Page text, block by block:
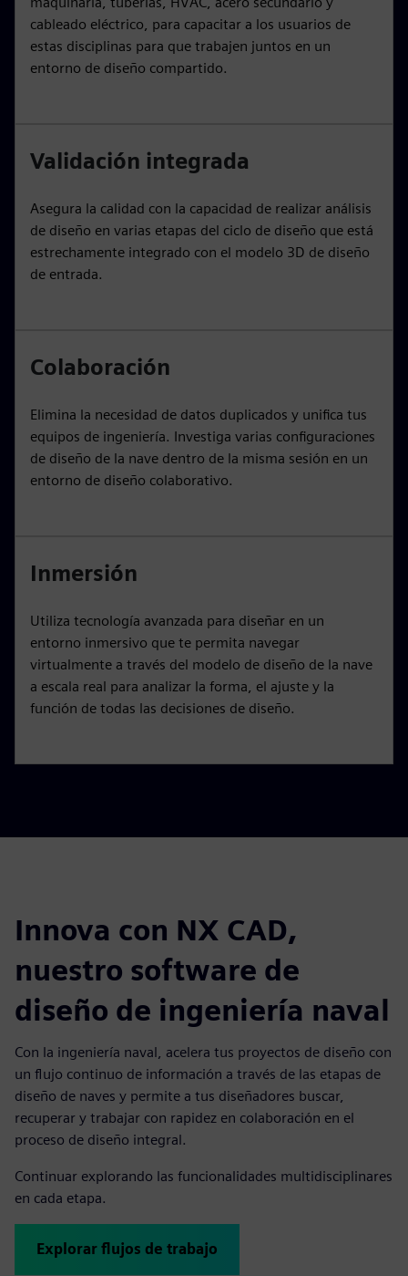
cableado eléctrico, para capacitar a los usuarios de
estas disciplinas para que trabajen juntos en un
entorno de diseño compartido.
Validación integrada
Asegura la calidad con la capacidad de realizar análisis
de diseño en varias etapas del ciclo de diseño que está
estrechamente integrado con el modelo 3D de diseño
de entrada.
Colaboración
Elimina la necesidad de datos duplicados y unifica tus
equipos de ingeniería. Investiga varias configuraciones
de diseño de la nave dentro de la misma sesión en un
entorno de diseño colaborativo.
Inmersión
Utiliza tecnología avanzada para diseñar en un
entorno inmersivo que te permita navegar
virtualmente a través del modelo de diseño de la nave
a escala real para analizar la forma, el ajuste y la
función de todas las decisiones de diseño.
Innova con NX CAD,
nuestro software de
diseño de ingeniería naval
Con la ingeniería naval, acelera tus proyectos de diseño con
un flujo continuo de información a través de las etapas de
diseño de naves y permite a tus diseñadores buscar,
recuperar y trabajar con rapidez en colaboración en el
proceso de diseño integral.
Continuar explorando las funcionalidades multidisciplinares
en cada etapa.
Explorar flujos de trabajo